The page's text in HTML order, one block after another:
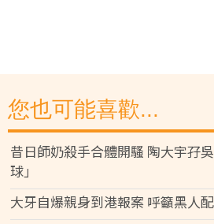
您也可能喜歡...
昔日師奶殺手合體開騷 陶大宇孖
球」
大牙自爆親身到港報案 呼籲黑人